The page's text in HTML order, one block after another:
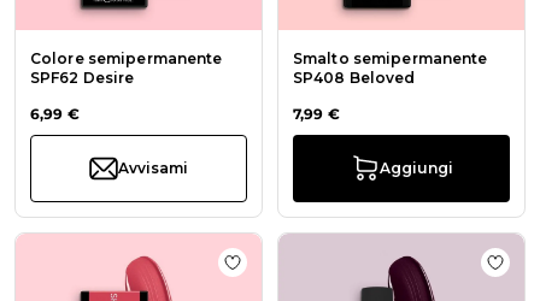
Colore semipermanente
SPF62 Desire
6,99 €
Avvisami
Smalto semipermanente
SP408 Beloved
7,99 €
Aggiungi
Aggiungi alla wishlist Smalto